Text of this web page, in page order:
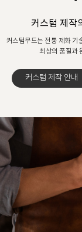
커스텀 제작
커스텀무드는 전통 제화 기
최상의 품질과
커스텀 제작 안내